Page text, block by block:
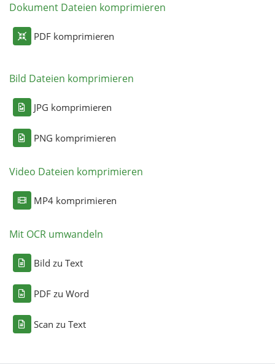
Dokument Dateien komprimieren
PDF komprimieren
Bild Dateien komprimieren
JPG komprimieren
PNG komprimieren
Video Dateien komprimieren
MP4 komprimieren
Mit OCR umwandeln
Bild zu Text
PDF zu Word
Scan zu Text